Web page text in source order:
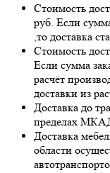
Стоимость
руб. Если
,то доставка
Стоимость
Если сумма
расчёт
доставки из
Доставка до
пределах
Доставка
области